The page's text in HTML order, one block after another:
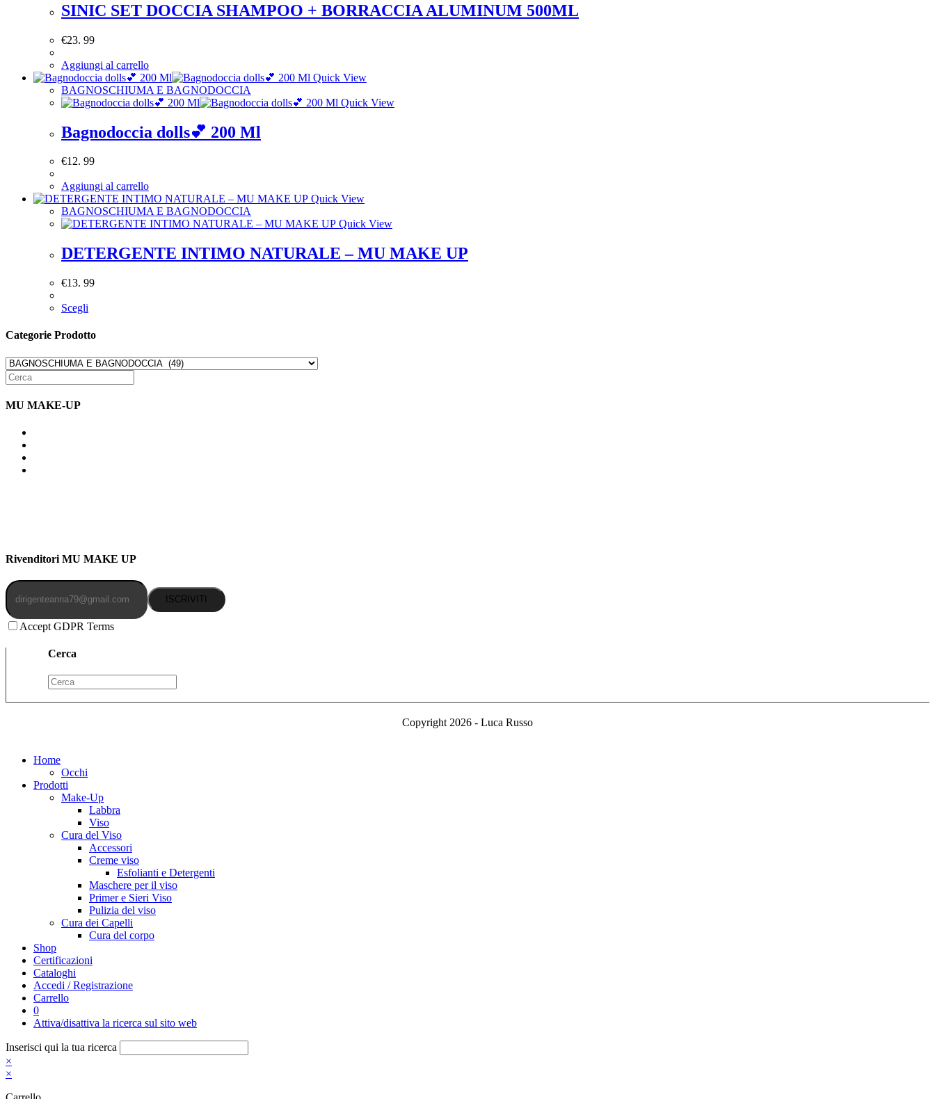
SINIC SET DOCCIA SHAMPOO + BORRACCIA ALUMINUM 500ML
€23. 99
Aggiungi al carrello
Quick View
BAGNOSCHIUMA E BAGNODOCCIA
Quick View
Bagnodoccia dolls💕 200 Ml
€12. 99
Aggiungi al carrello
Quick View
BAGNOSCHIUMA E BAGNODOCCIA
Quick View
DETERGENTE INTIMO NATURALE – MU MAKE UP
€13. 99
Scegli
Categorie Prodotto
MU MAKE-UP
Rivenditori MU MAKE UP
ISCRIVITI
Accept GDPR Terms
Cerca
Copyright 2026 - Luca Russo
Home
Occhi
Prodotti
Make-Up
Labbra
Viso
Cura del Viso
Accessori
Creme viso
Esfolianti e Detergenti
Maschere per il viso
Primer e Sieri Viso
Pulizia del viso
Cura dei Capelli
Cura del corpo
Shop
Certificazioni
Cataloghi
Accedi / Registrazione
Carrello
0
Attiva/disattiva la ricerca sul sito web
Inserisci qui la tua ricerca
×
×